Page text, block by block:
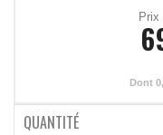
Prix
Dont
QUANTITÉ